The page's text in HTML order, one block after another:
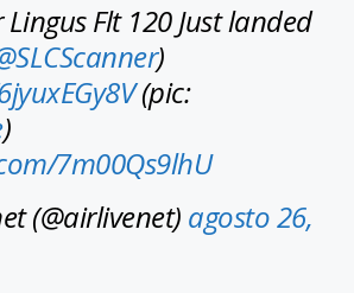
Lingus Flt 120 Just landed
)
(pic:
)
7m00Qs9lhU
(@airlivenet) agosto 26,